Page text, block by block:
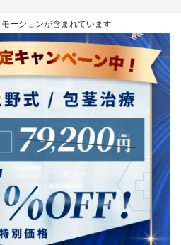
ーションが含まれています